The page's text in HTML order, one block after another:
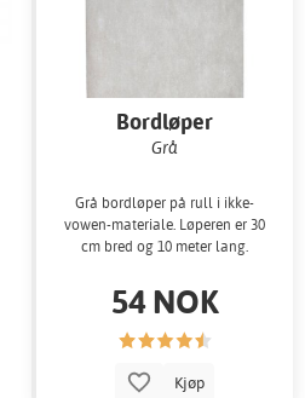
Bordløper
Grå
Grå bordløper på rull i ikke-
vowen-materiale. Løperen er 30
cm bred og 10 meter lang.
54 NOK
Kjøp